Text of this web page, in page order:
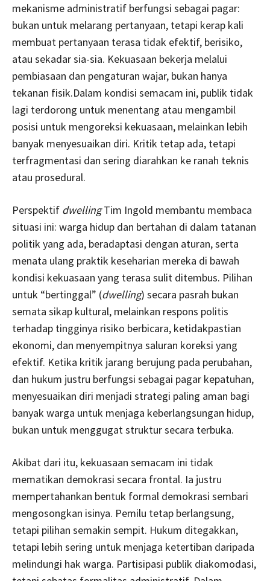
mekanisme administratif berfungsi sebagai pagar:
bukan untuk melarang pertanyaan, tetapi kerap kali
membuat pertanyaan terasa tidak efektif, berisiko,
atau sekadar sia-sia. Kekuasaan bekerja melalui
pembiasaan dan pengaturan wajar, bukan hanya
tekanan fisik.Dalam kondisi semacam ini, publik tidak
lagi terdorong untuk menentang atau mengambil
posisi untuk mengoreksi kekuasaan, melainkan lebih
banyak menyesuaikan diri. Kritik tetap ada, tetapi
terfragmentasi dan sering diarahkan ke ranah teknis
atau prosedural.
Perspektif dwellingTim Ingold membantu membaca
situasi ini: warga hidup dan bertahan di dalam tatanan
politik yang ada, beradaptasi dengan aturan, serta
menata ulang praktik keseharian mereka di bawah
kondisi kekuasaan yang terasa sulit ditembus. Pilihan
untuk “bertinggal” (dwelling) secara pasrah bukan
semata sikap kultural, melainkan respons politis
terhadap tingginya risiko berbicara, ketidakpastian
ekonomi, dan menyempitnya saluran koreksi yang
efektif. Ketika kritik jarang berujung pada perubahan,
dan hukum justru berfungsi sebagai pagar kepatuhan,
menyesuaikan diri menjadi strategi paling aman bagi
banyak warga untuk menjaga keberlangsungan hidup,
bukan untuk menggugat struktur secara terbuka.
Akibat dari itu, kekuasaan semacam ini tidak
mematikan demokrasi secara frontal. Ia justru
mempertahankan bentuk formal demokrasi sembari
mengosongkan isinya. Pemilu tetap berlangsung,
tetapi pilihan semakin sempit. Hukum ditegakkan,
tetapi lebih sering untuk menjaga ketertiban daripada
melindungi hak warga. Partisipasi publik diakomodasi,